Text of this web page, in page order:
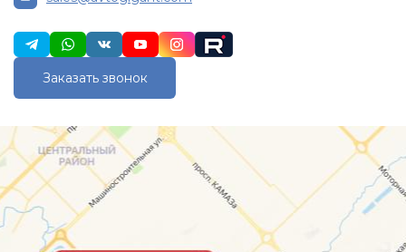
Заказать звонок